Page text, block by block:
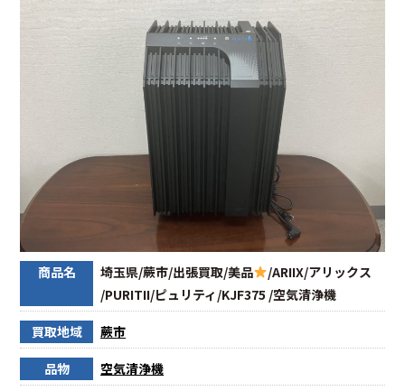
商品名 埼玉県/蕨市/出張買取/美品
/ARIIX/アリックス
/PURITII/ピュリティ/KJF375 /空気清浄機
買取地域 蕨市
品物 空気清浄機